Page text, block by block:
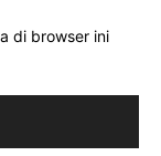
di browser ini